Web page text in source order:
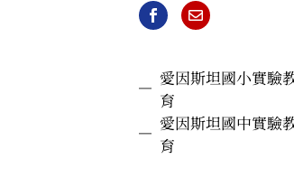
愛因斯坦國小實驗
育
愛因斯坦國中實驗
育